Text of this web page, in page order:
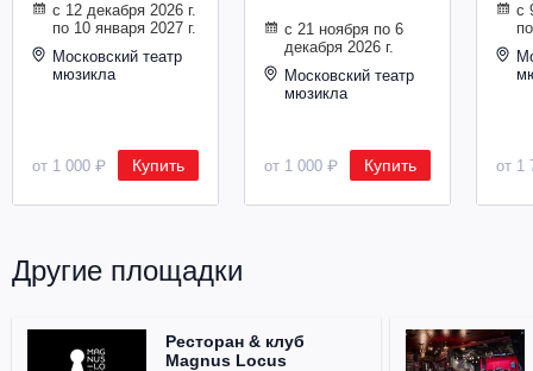
с 12 декабря 2026 г.
по 10 января 2027 г.
Московский театр
мюзикла
от 1 000 ₽ Купить
с 21 ноября по 6
декабря 2026 г.
Московский театр
мюзикла
от 1 000 ₽ Купить
с
от 1
Другие площадки
Ресторан & клуб
Magnus Locus